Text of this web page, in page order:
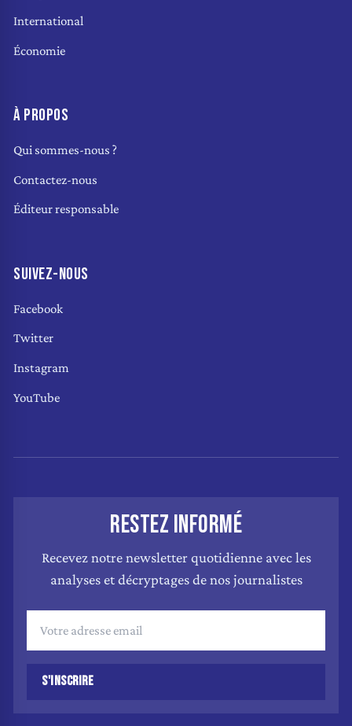
International
Économie
À PROPOS
Qui sommes-nous ?
Contactez-nous
Éditeur responsable
SUIVEZ-NOUS
Facebook
Twitter
Instagram
YouTube
RESTEZ INFORMÉ
Recevez notre newsletter quotidienne avec les
analyses et décryptages de nos journalistes
S'INSCRIRE